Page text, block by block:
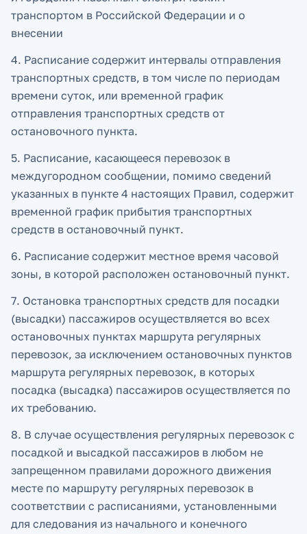
транспортом в Российской Федерации и о
внесении
4. Расписание содержит интервалы отправления
транспортных средств, в том числе по периодам
времени суток, или временной график
отправления транспортных средств от
остановочного пункта.
5. Расписание, касающееся перевозок в
междугородном сообщении, помимо сведений
указанных в пункте 4 настоящих Правил, содержит
временной график прибытия транспортных
средств в остановочный пункт.
6. Расписание содержит местное время часовой
зоны, в которой расположен остановочный пункт.
7. Остановка транспортных средств для посадки
(высадки) пассажиров осуществляется во всех
остановочных пунктах маршрута регулярных
перевозок, за исключением остановочных пунктов
маршрута регулярных перевозок, в которых
посадка (высадка) пассажиров осуществляется по
их требованию.
8. В случае осуществления регулярных перевозок с
посадкой и высадкой пассажиров в любом не
запрещенном правилами дорожного движения
месте по маршруту регулярных перевозок в
соответствии с расписаниями, установленными
для следования из начального и конечного